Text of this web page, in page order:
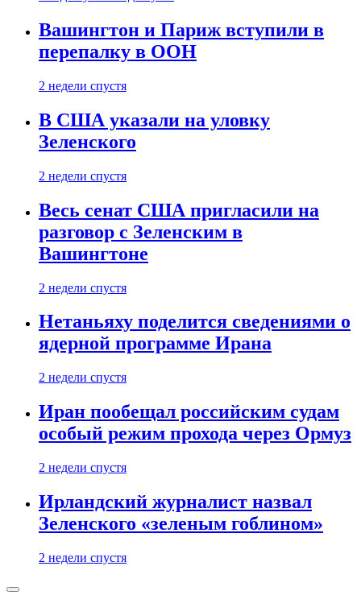
Вашингтон и Париж вступили в
перепалку в ООН
2 недели спустя
В США указали на уловку
Зеленского
2 недели спустя
Весь сенат США пригласили на
разговор с Зеленским в
Вашингтоне
2 недели спустя
Нетаньяху поделится сведениями о
ядерной программе Ирана
2 недели спустя
Иран пообещал российским судам
особый режим прохода через Ормуз
2 недели спустя
Ирландский журналист назвал
Зеленского «зеленым гоблином»
2 недели спустя